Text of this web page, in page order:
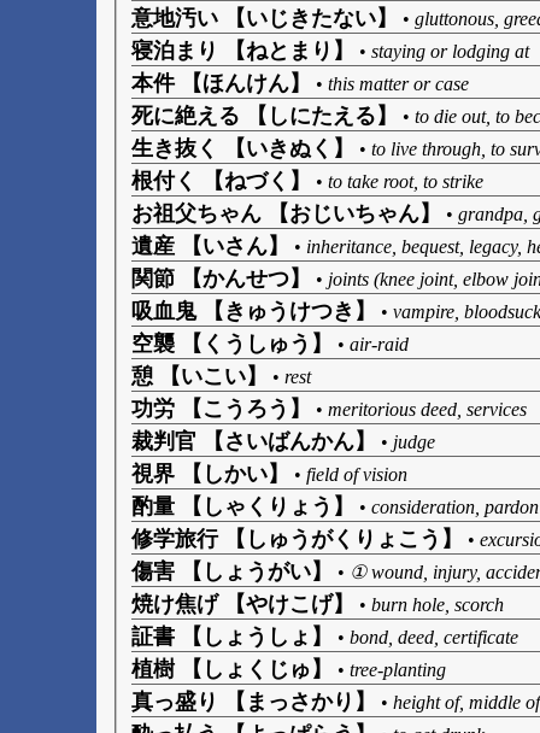
意地汚い 【いじきたない】 • gluttonous,
寝泊まり 【ねとまり】 • staying or lodging at
本件 【ほんけん】 • this matter or case
死に絶える 【しにたえる】 • to die out, to
生き抜く 【いきぬく】 • to live through, to
根付く 【ねづく】 • to take root, to strike
お祖父ちゃん 【おじいちゃん】 • grandpa,
遺産 【いさん】 • inheritance, bequest, legacy,
関節 【かんせつ】 • joints (knee joint, elbow
吸血鬼 【きゅうけつき】 • vampire,
空襲 【くうしゅう】 • air-raid
憩 【いこい】 • rest
功労 【こうろう】 • meritorious deed, services
裁判官 【さいばんかん】 • judge
視界 【しかい】 • field of vision
酌量 【しゃくりょう】 • consideration, pardon
修学旅行 【しゅうがくりょこう】 •
傷害 【しょうがい】 • ① wound, injury,
焼け焦げ 【やけこげ】 • burn hole, scorch
証書 【しょうしょ】 • bond, deed, certificate
植樹 【しょくじゅ】 • tree-planting
真っ盛り 【まっさかり】 • height of, middle